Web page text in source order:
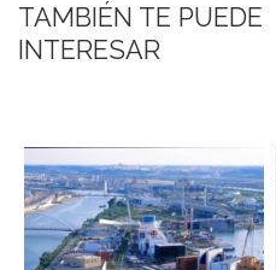
TAMBIÉN TE PUEDE
INTERESAR